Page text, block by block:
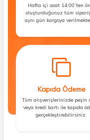
Hafta içi saat 14:00’ten
oluşturduğunuz tüm
aynı gün kargoya
Kapıda Ödeme
Tüm alışverişlerinizde peşin
veya kredi kartı ile kapıda
gerçekleştirebilirsiniz.